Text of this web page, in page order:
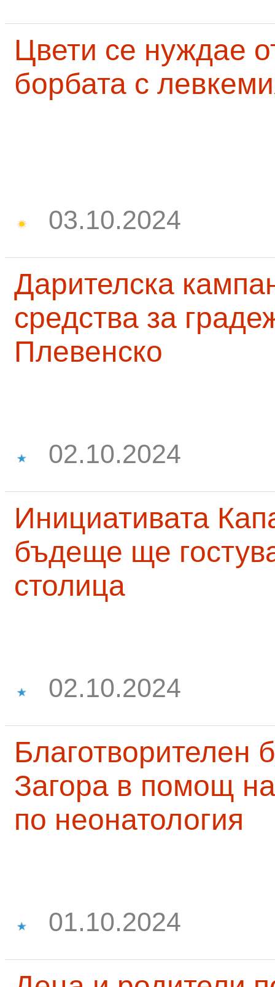
Цвети се нуждае
борбата с
03.10.2024
Дарителска
средства за
Плевенско
02.10.2024
Инициативата
бъдеще ще
столица
02.10.2024
Благотворителен
Загора в помощ
по неонатология
01.10.2024